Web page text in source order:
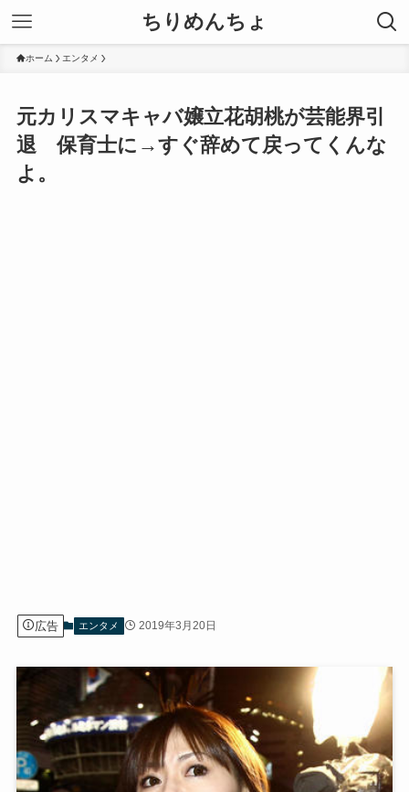
ちりめんちょ
ホーム エンタメ
元カリスマキャバ嬢立花胡桃が芸能界引
退 保育士に→すぐ辞めて戻ってくんな
よ。
広告 エンタメ 2019年3月20日